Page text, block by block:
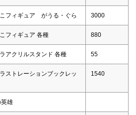
フィギュア がうる・ぐら 3000
フィギュア 各種 880
アクリルスタンド 各種 55
ストレーションブックレッ
1540
雄